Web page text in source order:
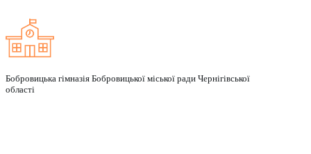
Бобровицька гімназія Бобровицької міської ради Чернігівської
області